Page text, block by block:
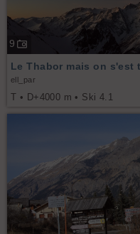
9
Le Thabor mais on s'est
ell_par
T • D+4000 m • Ski 4.1